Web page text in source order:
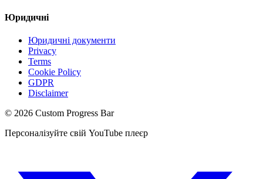
Юридичні
Юридичні документи
Privacy
Terms
Cookie Policy
GDPR
Disclaimer
© 2026 Custom Progress Bar
Персоналізуйте свій YouTube плеєр